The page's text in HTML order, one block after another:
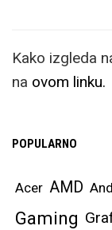
Kako izgleda
na ovom linku.
POPULARNO
Acer AMD
Gaming